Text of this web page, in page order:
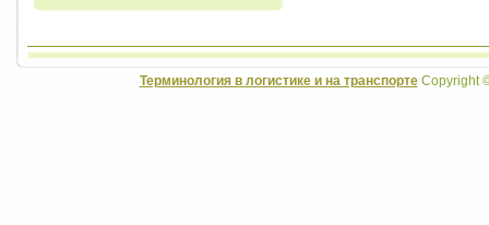
Терминология в логистике и на транспортеCopyright